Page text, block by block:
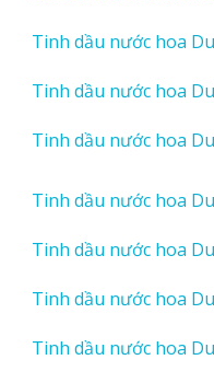
Tinh dầu nước hoa
Tinh dầu nước hoa
Tinh dầu nước hoa
Tinh dầu nước hoa
Tinh dầu nước hoa
Tinh dầu nước hoa
Tinh dầu nước hoa